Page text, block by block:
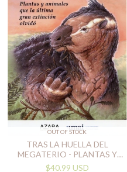
OUT OF STOCK
TRAS LA HUELLA DEL
MEGATERIO - PLANTAS Y
ANIMALES QUE LA ÚLTIMA
$40.99 USD